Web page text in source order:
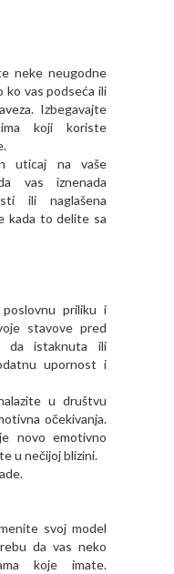
neke neugodne
ko vas podseća ili
Izbegavajte
koji koriste
uticaj na vaše
vas iznenada
ili naglašena
kada to delite sa
priliku i
stavove pred
da istaknuta ili
upornost i
u društvu
očekivanja.
novo emotivno
u nečijoj blizini.
svoj model
da vas neko
koje imate.